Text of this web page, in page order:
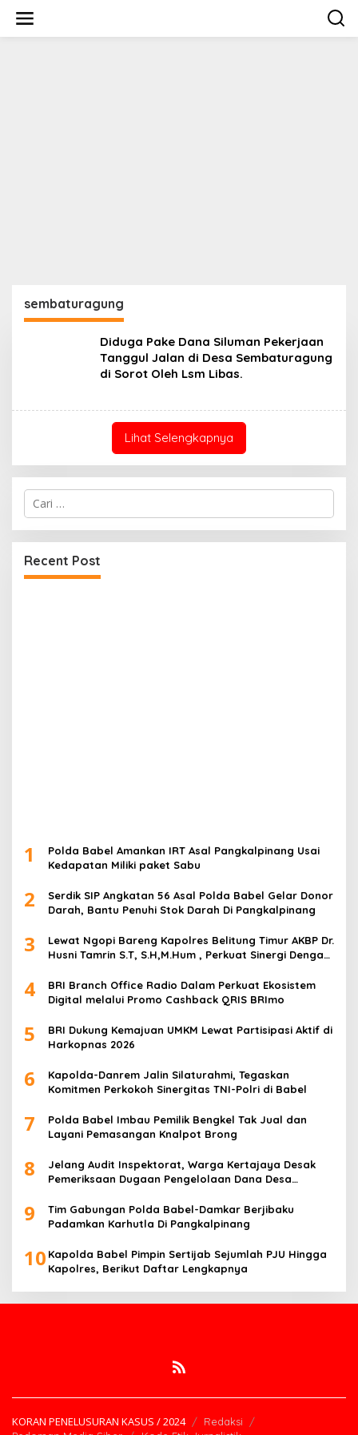
konten
sembaturagung
Diduga Pake Dana Siluman Pekerjaan
Tanggul Jalan di Desa Sembaturagung
di Sorot Oleh Lsm Libas.
Lihat Selengkapnya
Cari
untuk:
Recent Post
1
Polda Babel Amankan IRT Asal Pangkalpinang Usai
Kedapatan Miliki paket Sabu
2
Serdik SIP Angkatan 56 Asal Polda Babel Gelar Donor
Darah, Bantu Penuhi Stok Darah Di Pangkalpinang
3
Lewat Ngopi Bareng Kapolres Belitung Timur AKBP Dr.
Husni Tamrin S.T, S.H,M.Hum , Perkuat Sinergi Dengan
4
BRI Branch Office Radio Dalam Perkuat Ekosistem
Digital melalui Promo Cashback QRIS BRImo
5
BRI Dukung Kemajuan UMKM Lewat Partisipasi Aktif di
Harkopnas 2026
6
Kapolda-Danrem Jalin Silaturahmi, Tegaskan
Komitmen Perkokoh Sinergitas TNI-Polri di Babel
7
Polda Babel Imbau Pemilik Bengkel Tak Jual dan
Layani Pemasangan Knalpot Brong
8
Jelang Audit Inspektorat, Warga Kertajaya Desak
Pemeriksaan Dugaan Pengelolaan Dana Desa
9
Tim Gabungan Polda Babel-Damkar Berjibaku
Padamkan Karhutla Di Pangkalpinang
10 Kapolda Babel Pimpin Sertijab Sejumlah PJU Hingga
Kapolres, Berikut Daftar Lengkapnya
KORAN PENELUSURAN KASUS / 2024
Redaksi